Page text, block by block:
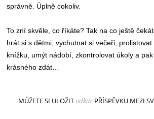
správně. Úplně cokoliv.
To zní skvěle, co říkáte? Tak na co ještě
hrát si s dětmi, vychutnat si večeři,
knížku, umýt nádobí, zkontrolovat úkoly a
krásného zdát…
MŮŽETE SI ULOŽITodkazPŘÍSPĚVKU MEZI